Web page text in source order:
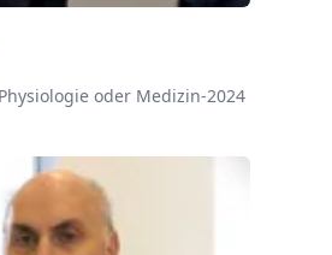
oder Medizin-2024